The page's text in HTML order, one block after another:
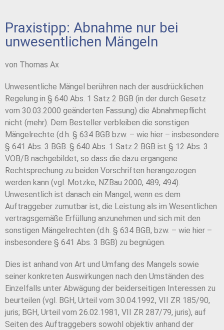
Praxistipp: Abnahme nur bei
unwesentlichen Mängeln
von Thomas Ax
Unwesentliche Mängel berühren nach der ausdrücklichen
Regelung in § 640 Abs. 1 Satz 2 BGB (in der durch Gesetz
vom 30.03.2000 geänderten Fassung) die Abnahmepflicht
nicht (mehr). Dem Besteller verbleiben die sonstigen
Mängelrechte (d.h. § 634 BGB bzw. – wie hier – insbesondere
§ 641 Abs. 3 BGB. § 640 Abs. 1 Satz 2 BGB ist § 12 Abs. 3
VOB/B nachgebildet, so dass die dazu ergangene
Rechtsprechung zu beiden Vorschriften herangezogen
werden kann (vgl. Motzke, NZBau 2000, 489, 494).
Unwesentlich ist danach ein Mangel, wenn es dem
Auftraggeber zumutbar ist, die Leistung als im Wesentlichen
vertragsgemäße Erfüllung anzunehmen und sich mit den
sonstigen Mängelrechten (d.h. § 634 BGB, bzw. – wie hier –
insbesondere § 641 Abs. 3 BGB) zu begnügen.
Dies ist anhand von Art und Umfang des Mangels sowie
seiner konkreten Auswirkungen nach den Umständen des
Einzelfalls unter Abwägung der beiderseitigen Interessen zu
beurteilen (vgl. BGH, Urteil vom 30.04.1992, VII ZR 185/90,
juris; BGH, Urteil vom 26.02.1981, VII ZR 287/79, juris), auf
Seiten des Auftraggebers sowohl objektiv anhand der